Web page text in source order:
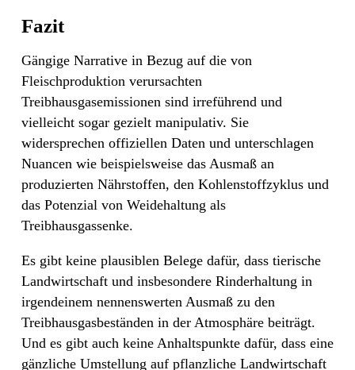
Fazit
Gängige Narrative in Bezug auf die von
Fleischproduktion verursachten
Treibhausgasemissionen sind irreführend und
vielleicht sogar gezielt manipulativ. Sie
widersprechen offiziellen Daten und unterschlagen
Nuancen wie beispielsweise das Ausmaß an
produzierten Nährstoffen, den Kohlenstoffzyklus und
das Potenzial von Weidehaltung als
Treibhausgassenke.
Es gibt keine plausiblen Belege dafür, dass tierische
Landwirtschaft und insbesondere Rinderhaltung in
irgendeinem nennenswerten Ausmaß zu den
Treibhausgasbeständen in der Atmosphäre beiträgt.
Und es gibt auch keine Anhaltspunkte dafür, dass eine
gänzliche Umstellung auf pflanzliche Landwirtschaft